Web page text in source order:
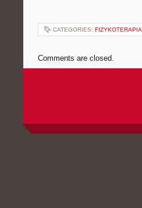
CATEGORIES: FIZYKOTERAPIA
Comments are closed.